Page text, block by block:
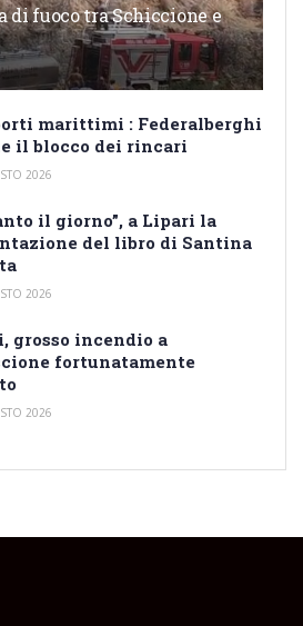
di fuoco tra Schiccione e
marittimi : Federalberghi
il blocco dei rincari
2026
il giorno”, a Lipari la
del libro di Santina
2026
grosso incendio a
fortunatamente
2026